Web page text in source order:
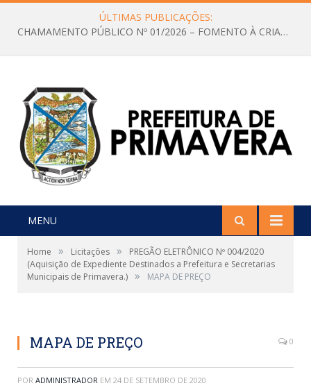
ÚLTIMAS PUBLICAÇÕES:
CHAMAMENTO PÚBLICO Nº 01/2026 – FOMENTO À CRIAÇÃO E A CIRCULAÇÃO DE PRODUÇÕES CULTURAIS – Aldir Blanc
MENU
Home » Licitações »
PREGÃO ELETRÔNICO Nº 004/2020
(Aquisição de Expediente Destinados a Prefeitura e Secretarias
Municipais de Primavera.) » MAPA DE PREÇO
MAPA DE PREÇO 0
POR ADMINISTRADOR EM 24 DE SETEMBRO DE 2020